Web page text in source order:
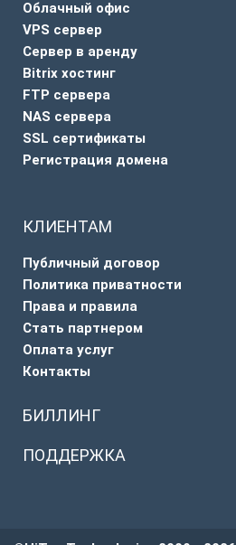
Облачный офис
VPS сервер
Сервер в аренду
Bitrix хостинг
FTP сервера
NAS сервера
SSL сертификаты
Регистрация домена
КЛИЕНТАМ
Публичный договор
Политика приватности
Права и правила
Стать партнером
Оплата услуг
Контакты
БИЛЛИНГ
ПОДДЕРЖКА